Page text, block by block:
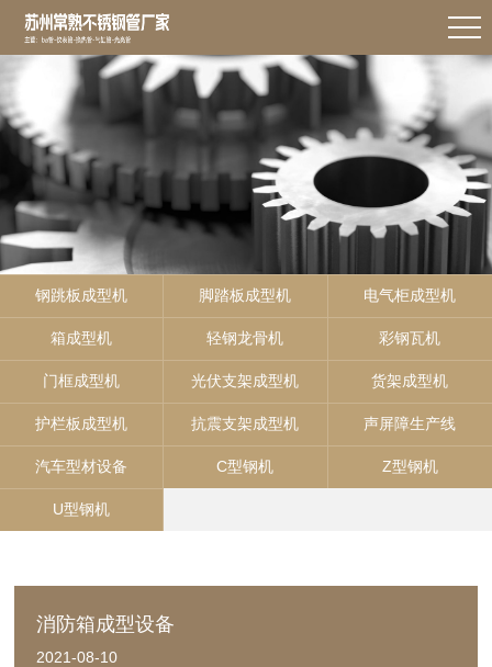
钢跳板成型机 脚踏板成型机 电气柜成型机
箱成型机 轻钢龙骨机 彩钢瓦机
门框成型机 光伏支架成型机 货架成型机
护栏板成型机 抗震支架成型机 声屏障生产线
汽车型材设备 C型钢机 Z型钢机
U型钢机
消防箱成型设备
2021-08-10